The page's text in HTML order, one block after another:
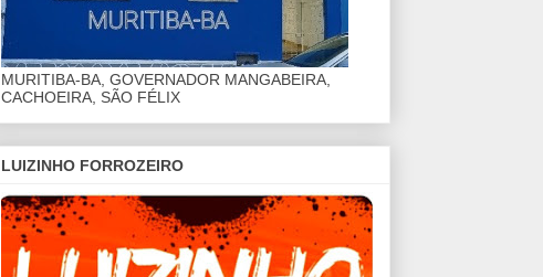
MURITIBA-BA, GOVERNADOR MANGABEIRA,
CACHOEIRA, SÃO FÉLIX
LUIZINHO FORROZEIRO